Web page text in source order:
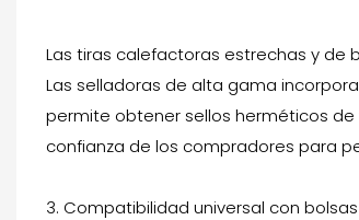
Las tiras calefactoras estrechas y de
Las selladoras de alta gama
permite obtener sellos herméticos
confianza de los compradores para
3. Compatibilidad universal con